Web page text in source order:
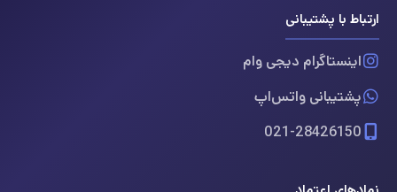
ارتباط با پشتیبانی
اینستاگرام دیجی وام
پشتیبانی واتس‌اپ
021-28426150